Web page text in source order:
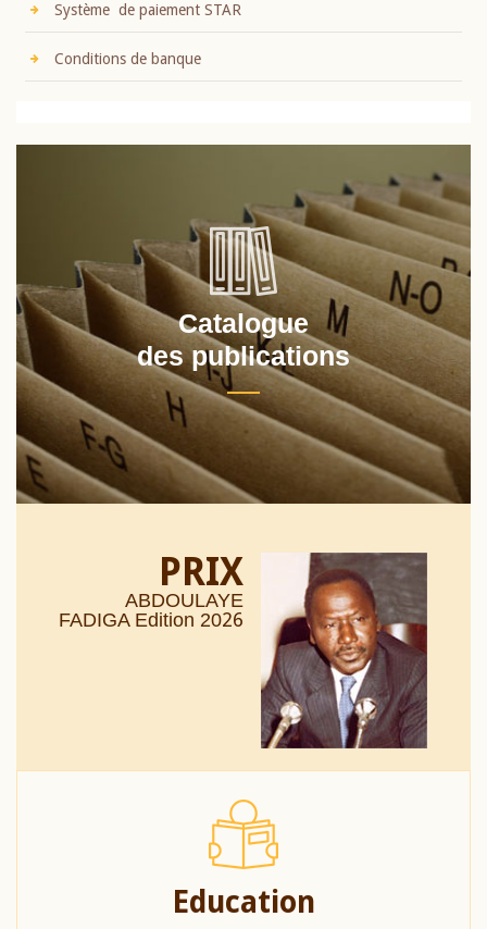
Système de paiement STAR
Conditions de banque
Catalogue
des publications
PRIX
ABDOULAYE
FADIGA Edition 2026
Education